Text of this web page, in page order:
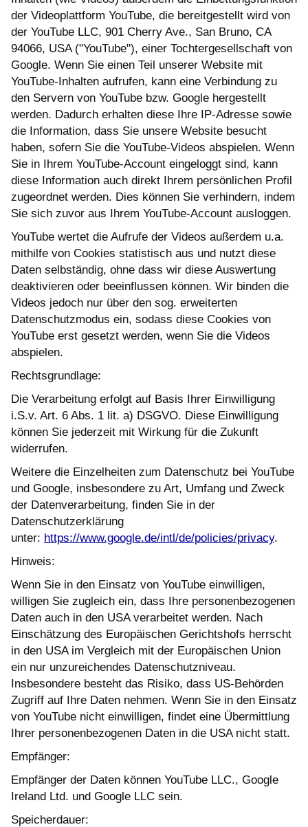
der Videoplattform YouTube, die bereitgestellt wird von
der YouTube LLC, 901 Cherry Ave., San Bruno, CA
94066, USA ("YouTube"), einer Tochtergesellschaft von
Google. Wenn Sie einen Teil unserer Website mit
YouTube-Inhalten aufrufen, kann eine Verbindung zu
den Servern von YouTube bzw. Google hergestellt
werden. Dadurch erhalten diese Ihre IP-Adresse sowie
die Information, dass Sie unsere Website besucht
haben, sofern Sie die YouTube-Videos abspielen. Wenn
Sie in Ihrem YouTube-Account eingeloggt sind, kann
diese Information auch direkt Ihrem persönlichen Profil
zugeordnet werden. Dies können Sie verhindern, indem
Sie sich zuvor aus Ihrem YouTube-Account ausloggen.
YouTube wertet die Aufrufe der Videos außerdem u.a.
mithilfe von Cookies statistisch aus und nutzt diese
Daten selbständig, ohne dass wir diese Auswertung
deaktivieren oder beeinflussen können. Wir binden die
Videos jedoch nur über den sog. erweiterten
Datenschutzmodus ein, sodass diese Cookies von
YouTube erst gesetzt werden, wenn Sie die Videos
abspielen.
Rechtsgrundlage:
Die Verarbeitung erfolgt auf Basis Ihrer Einwilligung
i.S.v. Art. 6 Abs. 1 lit. a) DSGVO. Diese Einwilligung
können Sie jederzeit mit Wirkung für die Zukunft
widerrufen.
Weitere die Einzelheiten zum Datenschutz bei YouTube
und Google, insbesondere zu Art, Umfang und Zweck
der Datenverarbeitung, finden Sie in der
Datenschutzerklärung
unter: https://www.google.de/intl/de/policies/privacy.
Hinweis:
Wenn Sie in den Einsatz von YouTube einwilligen,
willigen Sie zugleich ein, dass Ihre personenbezogenen
Daten auch in den USA verarbeitet werden. Nach
Einschätzung des Europäischen Gerichtshofs herrscht
in den USA im Vergleich mit der Europäischen Union
ein nur unzureichendes Datenschutzniveau.
Insbesondere besteht das Risiko, dass US-Behörden
Zugriff auf Ihre Daten nehmen. Wenn Sie in den Einsatz
von YouTube nicht einwilligen, findet eine Übermittlung
Ihrer personenbezogenen Daten in die USA nicht statt.
Empfänger:
Empfänger der Daten können YouTube LLC., Google
Ireland Ltd. und Google LLC sein.
Speicherdauer: